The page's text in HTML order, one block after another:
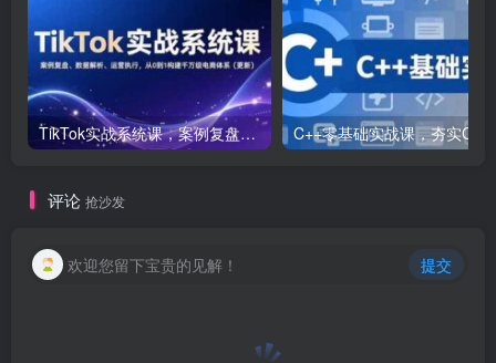
TikTok实战系统课，案例复盘、数据解析、运营执行，从0到1构建千万级电商体系（更新）
评论 抢沙发
欢迎您留下宝贵的见解！ 提交